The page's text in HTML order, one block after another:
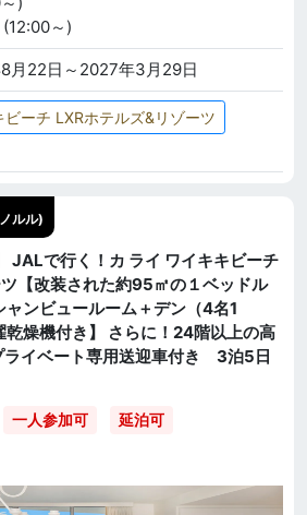
～)
月22日～2027年3月29日
ーチ LXRホテルズ&リゾーツ
ルル)
JALで行く！カ ライ ワイキキビーチ
【改装された約95㎡の１ベッドル
ンビュールーム＋デン（4名1
燥機付き】 さらに！24階以上の高
ライベート専用送迎車付き 3泊5日
一人参加可 延泊可